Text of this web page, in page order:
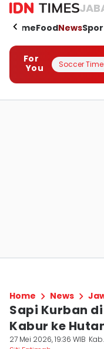
HomeFoodNews
For
You
Soccer
Home News
Sapi Kurban
Kabur ke
27 Mei 2026, 19:36 WIB